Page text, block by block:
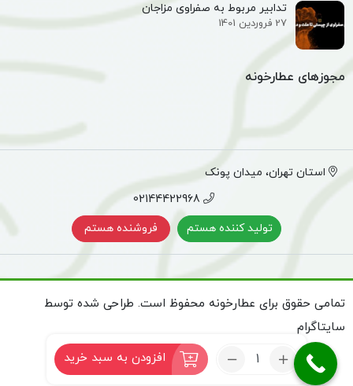
تدابیر مربوط به صفراوی مزاجان
27 فروردین 1401
مجوزهای عطارخونه
استان تهران، میدان پونک
02144422968
تولید کننده هستم
فروشنده هستم
تمامی حقوق برای عطارخونه محفوظ است. طراحی شده توسط
سایتاگرام
تعداد:
افزودن به سبد خرید